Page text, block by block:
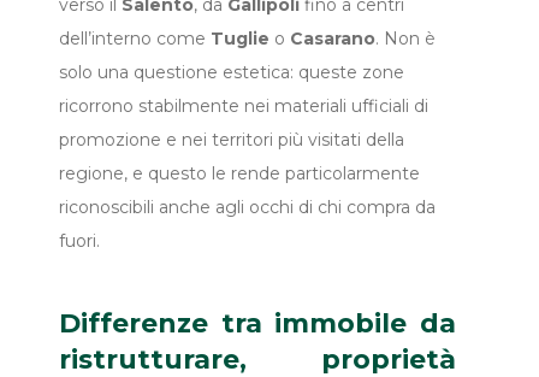
dell’interno come Tuglie o Casarano. Non è
solo una questione estetica: queste zone
ricorrono stabilmente nei materiali ufficiali di
promozione e nei territori più visitati della
regione, e questo le rende particolarmente
riconoscibili anche agli occhi di chi compra da
fuori.
Differenze tra immobile da
ristrutturare, proprietà